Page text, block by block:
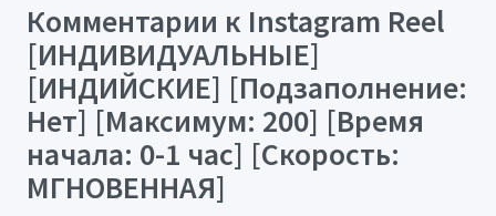
Комментарии к Instagram Reel
[ИНДИВИДУАЛЬНЫЕ]
[ИНДИЙСКИЕ] [Подзаполнение:
Нет] [Максимум: 200] [Время
начала: 0-1 час] [Скорость:
МГНОВЕННАЯ]